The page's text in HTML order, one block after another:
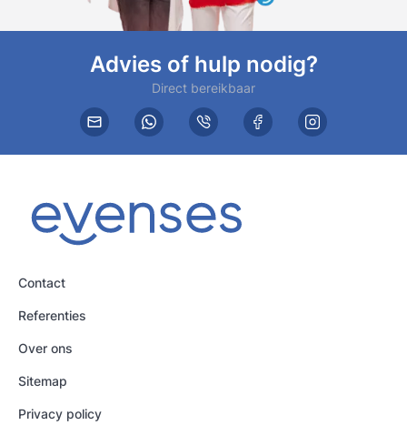
Advies of hulp nodig?
Direct bereikbaar
Contact
Referenties
Over ons
Sitemap
Privacy policy